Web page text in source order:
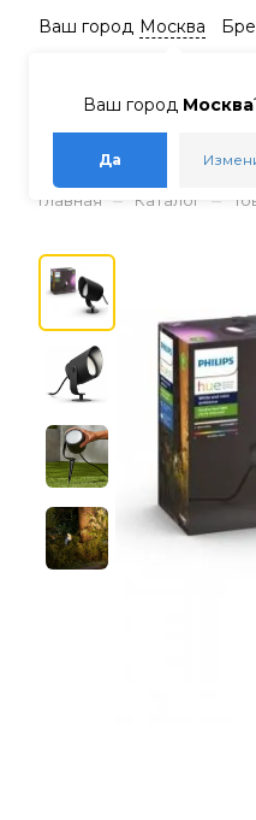
Ваш город Москва
Да
Ваш город Москва
Главная – Каталог –